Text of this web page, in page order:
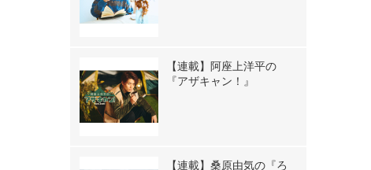
【連載】阿座上洋平の
『アザキャン！』
【連載】桑原由気の『ろ